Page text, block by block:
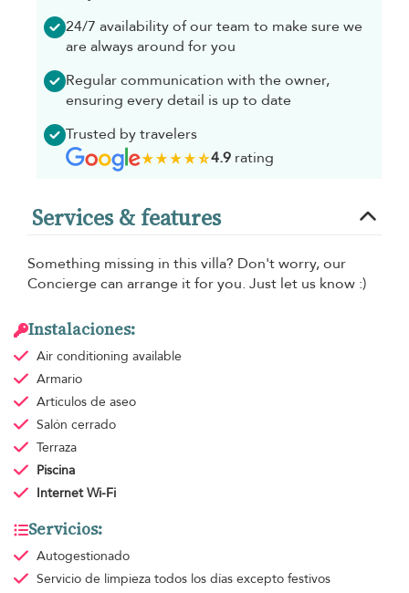
24/7 availability of our team to make sure we
are always around for you
Regular communication with the owner,
ensuring every detail is up to date
Trusted by travelers
4.9rating
Services & features
Something missing in this villa? Don't worry, our
Concierge can arrange it for you. Just let us know :)
Instalaciones:
Air conditioning available
Armario
Articulos de aseo
Salón cerrado
Terraza
Piscina
Internet Wi-Fi
Servicios:
Autogestionado
Servicio de limpieza todos los días excepto festivos